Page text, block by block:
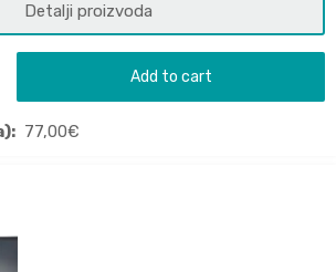
Detalji proizvoda
Add to cart
77,00€